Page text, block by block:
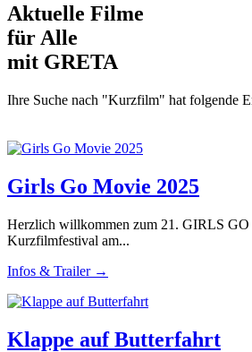
Aktuelle Filme
für Alle
mit GRETA
Ihre Suche nach "Kurzfilm" hat folgende
Girls Go Movie 2025
Herzlich willkommen zum 21. GIRLS
Kurzfilmfestival am...
Infos & Trailer →
Klappe auf Butterfahrt